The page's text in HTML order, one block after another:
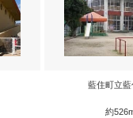
藍住町立
約